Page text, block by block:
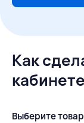
Как
кабинете
Выберите товар